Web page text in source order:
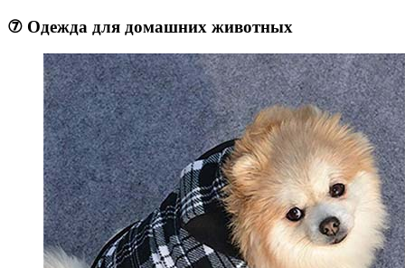
⑦ Одежда для домашних животных